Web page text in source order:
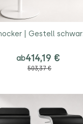
| Gestell
ab414,19 €
503,37 €